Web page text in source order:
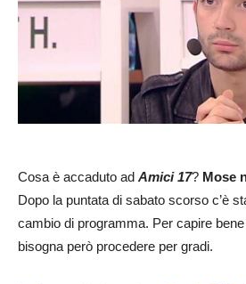
Cosa è accaduto ad Amici 17? Mose
Dopo la puntata di sabato scorso c’è
cambio di programma. Per capire
bisogna però procedere per gradi.